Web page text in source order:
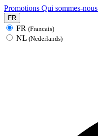
Promotions Qui sommes-nous
FR
FR (Francais)
NL (Nederlands)